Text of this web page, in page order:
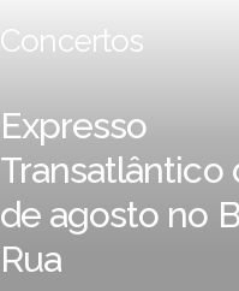
Concertos
Expresso
Transatlântico
de agosto no
Rua